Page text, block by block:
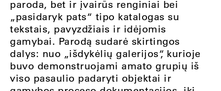
paroda, bet ir įvairūs renginiai bei
„pasidaryk pats“ tipo katalogas su
tekstais, pavyzdžiais ir idėjomis
gamybai. Parodą sudarė skirtingos
dalys: nuo „išdykėlių galerijos“, kurioje
buvo demonstruojami amato grupių iš
viso pasaulio padaryti objektai ir